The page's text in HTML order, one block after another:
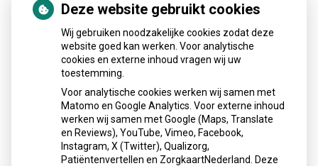
Nieuws
Sinds huisartsen afslankmedicijnen mogen voorschrijven,
neemt gebruik toe
Schurft sinds corona geen vergeten ziekte meer: aantal
uitbraken fors gestegen
Stoppen met afslankmedicijnen betekent zonder
leefstijlaanpassingen weer gewichtstoename
Kookadvies drinkwater in provincie Utrecht vanwege
Deze website gebruikt cookies
Wij gebruiken noodzakelijke cookies zodat deze
website goed kan werken. Voor analytische
cookies en externe inhoud vragen wij uw
toestemming.
Voor analytische cookies werken wij samen met
Matomo en Google Analytics. Voor externe inhoud
werken wij samen met Google (Maps, Translate
en Reviews), YouTube, Vimeo, Facebook,
Instagram, X (Twitter), Qualizorg,
Patiëntenvertellen en ZorgkaartNederland. Deze